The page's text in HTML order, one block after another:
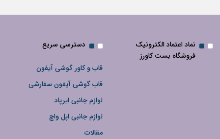
نماد اعتماد الکترونیک
فروشگاه بست کاورز
دسترسی سریع
قاب و کاور گوشی آیفون
قاب گوشی آیفون سفارشی
لوازم جانبی ایرپاد
لوازم جانبی اپل واچ
مقالات